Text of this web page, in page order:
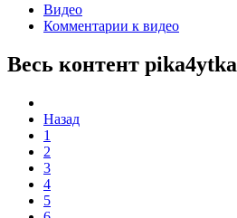
Видео
Комментарии к видео
Весь контент pika4ytka
Назад
1
2
3
4
5